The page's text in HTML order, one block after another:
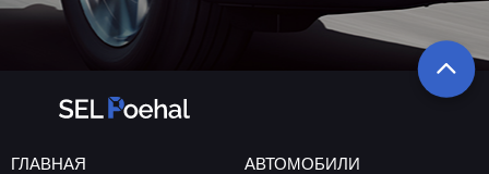
ГЛАВНАЯ АВТОМОБИЛИ